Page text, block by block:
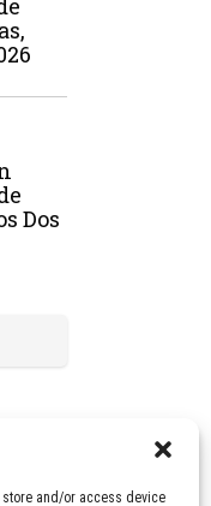
and/or access device
Dos